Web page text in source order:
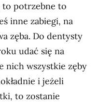
to potrzebne to
inne zabiegi, na
zęba. Do dentysty
udać się na
nich wszystkie zęby
i jeżeli
to zostanie